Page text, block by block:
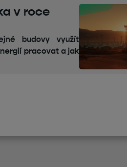
v roce
budovy využít
pracovat a jak